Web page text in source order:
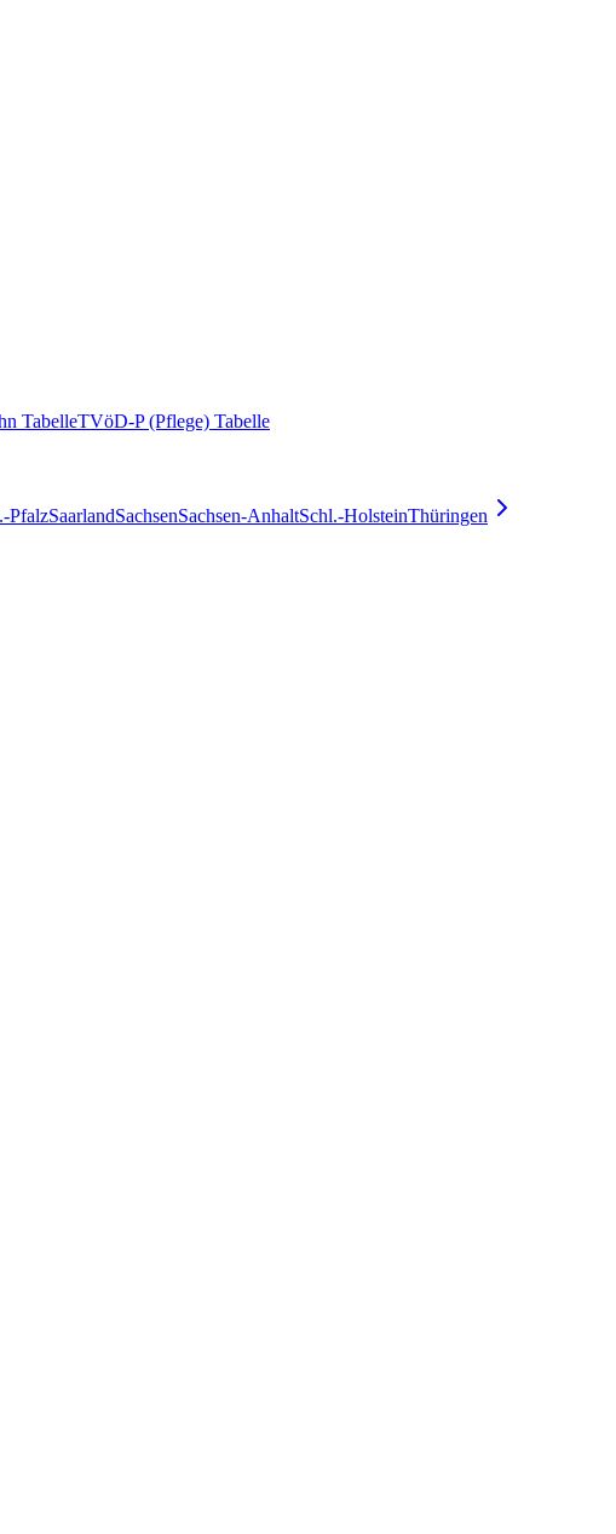
TabelleTVöD-P (Pflege) Tabelle
PfalzSaarlandSachsenSachsen-AnhaltSchl.-HolsteinThüringen